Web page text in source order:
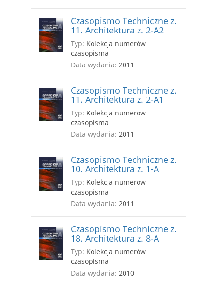
Czasopismo Techniczne z.
11. Architektura z. 2-A2
Typ: Kolekcja numerów
czasopisma
Data wydania: 2011
Czasopismo Techniczne z.
11. Architektura z. 2-A1
Typ: Kolekcja numerów
czasopisma
Data wydania: 2011
Czasopismo Techniczne z.
10. Architektura z. 1-A
Typ: Kolekcja numerów
czasopisma
Data wydania: 2011
Czasopismo Techniczne z.
18. Architektura z. 8-A
Typ: Kolekcja numerów
czasopisma
Data wydania: 2010